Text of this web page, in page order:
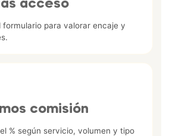
acceso
formulario para valorar encaje y
comisión
% según servicio, volumen y tipo